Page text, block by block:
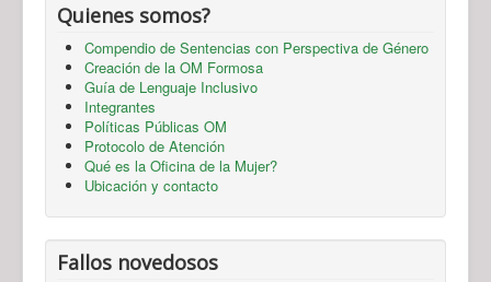
Quienes somos?
Compendio de Sentencias con Perspectiva de Género
Creación de la OM Formosa
Guía de Lenguaje Inclusivo
Integrantes
Políticas Públicas OM
Protocolo de Atención
Qué es la Oficina de la Mujer?
Ubicación y contacto
Fallos novedosos